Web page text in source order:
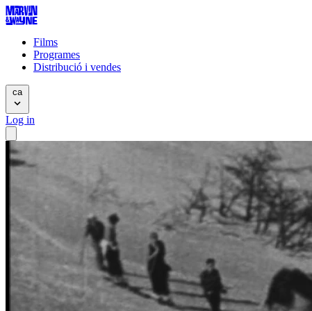
Films
Programes
Distribució i vendes
ca
Log in